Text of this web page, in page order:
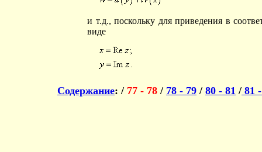
и т.д., поскольку для приведения в
виде
Содержание: / 77 - 78 / 78 - 79 / 80 - 81 / 81